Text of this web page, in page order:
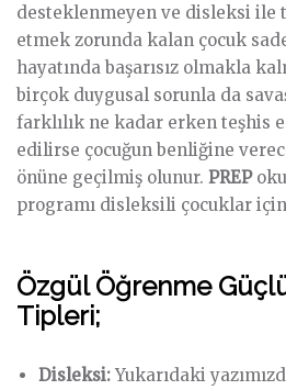
desteklenmeyen ve disleksi ile
etmek zorunda kalan çocuk
hayatında başarısız olmakla
birçok duygusal sorunla da
farklılık ne kadar erken teşhis
edilirse çocuğun benliğine
önüne geçilmiş olunur. PREP
programı disleksili çocuklar
Özgül Öğrenme
Tipleri;
Disleksi: Yukarıdaki